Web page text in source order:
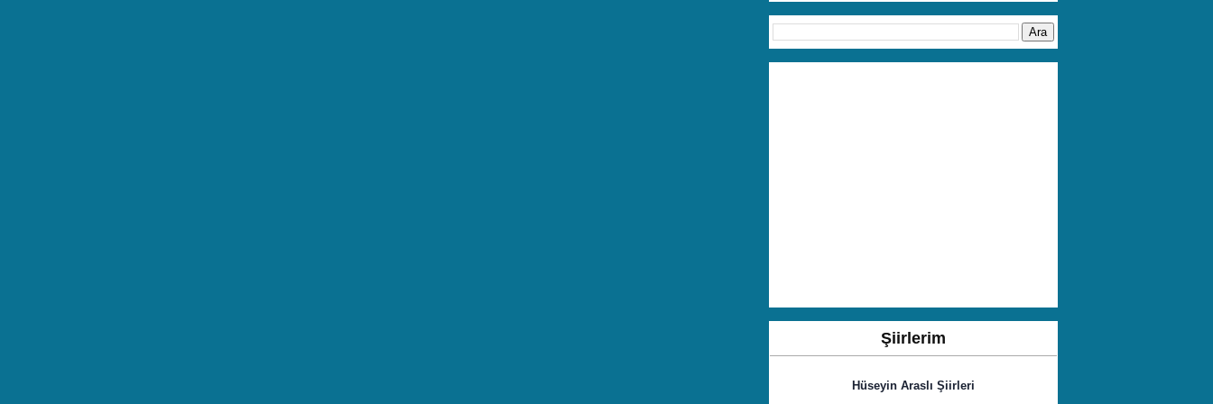
Şiirlerim
Hüseyin Araslı Şiirleri